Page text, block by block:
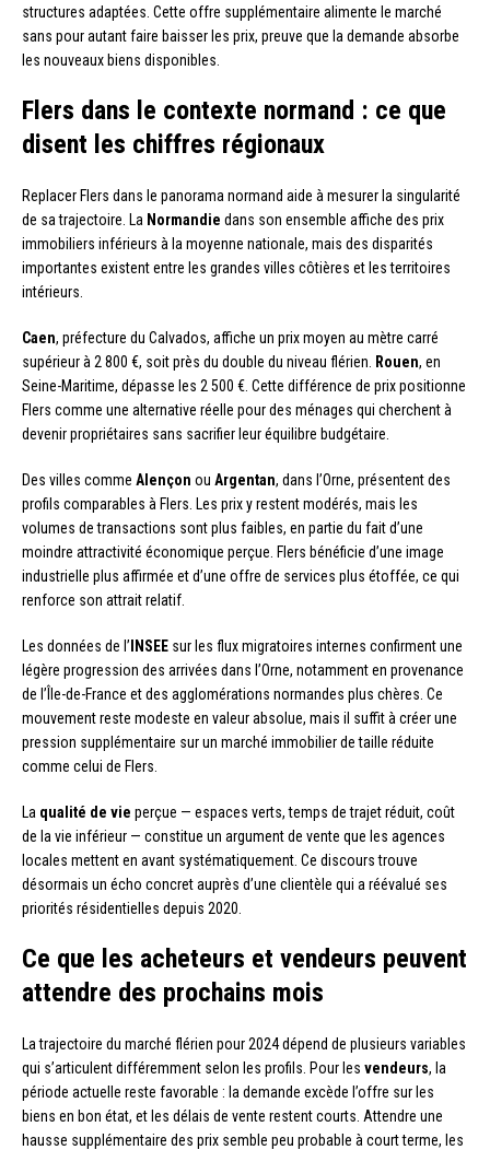
structures adaptées. Cette offre supplémentaire alimente le marché
sans pour autant faire baisser les prix, preuve que la demande absorbe
les nouveaux biens disponibles.
Flers dans le contexte normand : ce que
disent les chiffres régionaux
Replacer Flers dans le panorama normand aide à mesurer la singularité
de sa trajectoire. La Normandie dans son ensemble affiche des prix
immobiliers inférieurs à la moyenne nationale, mais des disparités
importantes existent entre les grandes villes côtières et les territoires
intérieurs.
Caen, préfecture du Calvados, affiche un prix moyen au mètre carré
supérieur à 2 800 €, soit près du double du niveau flérien.
Rouen, en
Seine-Maritime, dépasse les 2 500 €. Cette différence de prix positionne
Flers comme une alternative réelle pour des ménages qui cherchent à
devenir propriétaires sans sacrifier leur équilibre budgétaire.
Des villes comme Alençon ou Argentan, dans l’Orne, présentent des
profils comparables à Flers. Les prix y restent modérés, mais les
volumes de transactions sont plus faibles, en partie du fait d’une
moindre attractivité économique perçue. Flers bénéficie d’une image
industrielle plus affirmée et d’une offre de services plus étoffée, ce qui
renforce son attrait relatif.
Les données de l’ INSEE sur les flux migratoires internes confirment une
légère progression des arrivées dans l’Orne, notamment en provenance
de l’Île-de-France et des agglomérations normandes plus chères. Ce
mouvement reste modeste en valeur absolue, mais il suffit à créer une
pression supplémentaire sur un marché immobilier de taille réduite
comme celui de Flers.
La qualité de vie perçue — espaces verts, temps de trajet réduit, coût
de la vie inférieur — constitue un argument de vente que les agences
locales mettent en avant systématiquement. Ce discours trouve
désormais un écho concret auprès d’une clientèle qui a réévalué ses
priorités résidentielles depuis 2020.
Ce que les acheteurs et vendeurs peuvent
attendre des prochains mois
La trajectoire du marché flérien pour 2024 dépend de plusieurs variables
qui s’articulent différemment selon les profils. Pour les vendeurs, la
période actuelle reste favorable : la demande excède l’offre sur les
biens en bon état, et les délais de vente restent courts. Attendre une
hausse supplémentaire des prix semble peu probable à court terme, les